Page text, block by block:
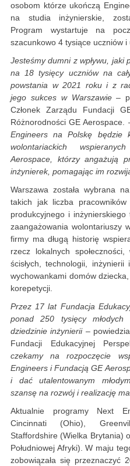
osobom którze ukończą
na studia inżynierskie,
Program wystartuje na
szacunkowo 4 tysiące uczniów
Jesteśmy dumni z wpływu, jaki
na 18 tysięcy uczniów na
powstania w 2021 roku i z
jego sukces w Warszawie–
Członek Zarządu Fundacji
Różnorodności GE Aerospace.
Engineers na Polskę będzie
wolontariackich
Aerospace, którzy angażują
inżynierek, pomagając im
Warszawa została wybrana
takich jak liczba
produkcyjnego i
zaangażowania wolontariuszy
firmy ma długą historię
rzecz lokalnych
ścisłych, technologii,
wychowankami domów
korepetycji.
Przez 17 lat Fundacja
ponad 250 tysięcy
dziedzinie inżynierii–
Fundacji Edukacyjnej
czekamy na rozpoczęcie
Engineers i Fundacją GE
i dać utalentowanym
szansę na rozwój i realizację
Aktualnie programy Next
Cincinnati (Ohio),
Staffordshire (Wielka Brytania)
Południowej Afryki). W maju
zobowiązała się przeznaczyć